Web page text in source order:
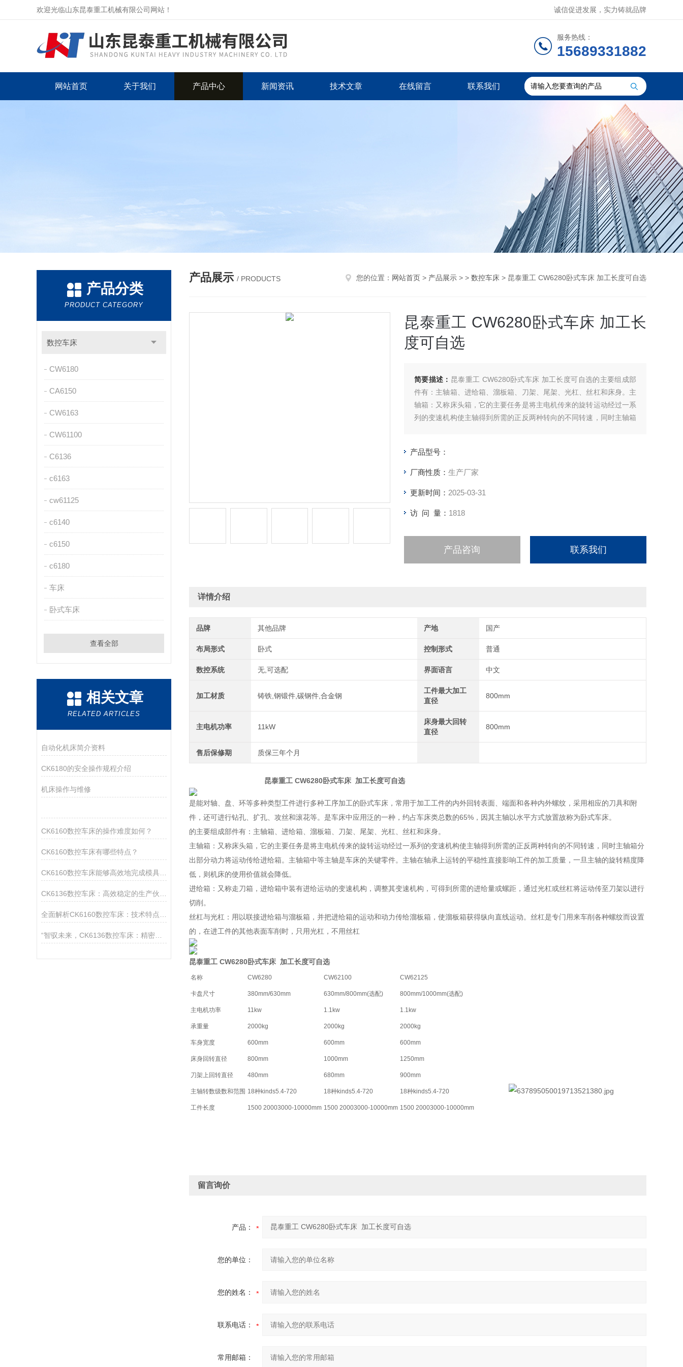
欢迎光临山东昆泰重工机械有限公司网站！ 诚信促进发展，实力铸就品牌
服务热线：
15689331882
网站首页 关于我们 产品中心 新闻资讯 技术文章 在线留言 联系我们
产品分类
PRODUCT CATEGORY
数控车床
CW6180
CA6150
CW6163
CW61100
C6136
c6163
cw61125
c6140
c6150
c6180
车床
卧式车床
查看全部
相关文章
RELATED ARTICLES
自动化机床简介资料
CK6180的安全操作规程介绍
机床操作与维修
CK6160数控车床的操作难度如何？
CK6160数控车床有哪些特点？
CK6160数控车床能够高效地完成模具的粗加工、半精加工和精加工
“智驭未来，CK6136数控车床：精密制造的匠心巨匠“
产品展示 / PRODUCTS 您的位置： 网站首页 > 产品展示 > > 数控车床 > 昆泰重工 CW6280卧式车床 加工长度可自选
昆泰重工 CW6280卧式车床 加工长
度可自选
简要描述： 昆泰重工 CW6280卧式车床 加工长度可自选的主要组成部
件有：主轴箱、进给箱、溜板箱、刀架、尾架、光杠、丝杠和床身。主
轴箱：又称床头箱，它的主要任务是将主电机传来的旋转运动经过一系
列的变速机构使主轴得到所需的正反两种转向的不同转速，同时主轴箱
精度降低，则机床的使普
产品型号：
厂商性质： 生产厂家
更新时间： 2025-03-31
访 问 量： 1818
产品咨询 联系我们
详情介绍
品牌 其他品牌 产地 国产
布局形式 卧式 控制形式 普通
数控系统 无,可选配 界面语言 中文
加工材质 铸铁,钢锻件,碳钢件,合金钢
工件最大加工
直径
800mm
主电机功率 11kW
床身最大回转
直径
800mm
售后保修期 质保三年个月
昆泰重工 CW6280卧式车床 加工长度可自选
是能对轴、盘、环等多种类型工件进行多种工序加工的卧式车床，常用于加工工件的内外回转表面、端面和各种内外螺纹，采用相应的刀具和附
件，还可进行钻孔、扩孔、攻丝和滚花等。是车床中应用泛的一种，约占车床类总数的65%，因其主轴以水平方式放置故称为卧式车床。
的主要组成部件有：主轴箱、进给箱、溜板箱、刀架、尾架、光杠、丝杠和床身。
主轴箱：又称床头箱，它的主要任务是将主电机传来的旋转运动经过一系列的变速机构使主轴得到所需的正反两种转向的不同转速，同时主轴箱分
出部分动力将运动传给进给箱。主轴箱中等主轴是车床的关键零件。主轴在轴承上运转的平稳性直接影响工件的加工质量，一旦主轴的旋转精度降
低，则机床的使用价值就会降低。
进给箱：又称走刀箱，进给箱中装有进给运动的变速机构，调整其变速机构，可得到所需的进给量或螺距，通过光杠或丝杠将运动传至刀架以进行
切削。
丝杠与光杠：用以联接进给箱与溜板箱，并把进给箱的运动和动力传给溜板箱，使溜板箱获得纵向直线运动。丝杠是专门用来车削各种螺纹而设置
的，在进工件的其他表面车削时，只用光杠，不用丝杠
昆泰重工 CW6280卧式车床 加工长度可自选
名称 CW6280 CW62100 CW62125
卡盘尺寸 380mm/630mm 630mm/800mm(选配) 800mm/1000mm(选配)
主电机功率 11kw 1.1kw 1.1kw
承重量 2000kg 2000kg 2000kg
车身宽度 600mm 600mm 600mm
床身回转直径 800mm 1000mm 1250mm
刀架上回转直径 480mm 680mm 900mm
主轴转数级数和范围 18种kinds5.4-720 18种kinds5.4-720 18种kinds5.4-720
工件长度 1500 20003000-10000mm 1500 20003000-10000mm 1500 20003000-10000mm
留言询价
产品：
您的单位：
您的姓名：
联系电话：
常用邮箱：